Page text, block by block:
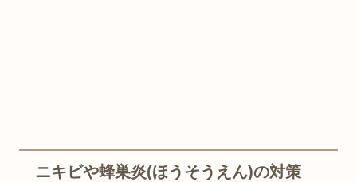
ニキビや蜂巣炎(ほうそうえん)の対策